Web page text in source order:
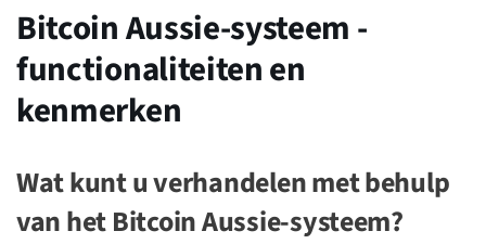
Bitcoin Aussie-systeem -
functionaliteiten en
kenmerken
Wat kunt u verhandelen met behulp
van het Bitcoin Aussie-systeem?